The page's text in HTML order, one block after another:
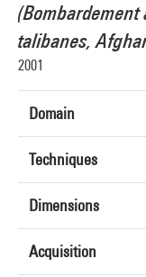
talibanes,
2001
Domain
Techniques
Dimensions
Acquisition